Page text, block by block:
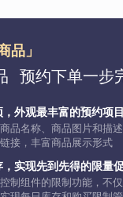
品」
预约下单一步
外观最丰富的预约项目
品名称、商品图片和描
接，丰富商品展示形式
，实现先到先得的限量
制组件的限制功能，不